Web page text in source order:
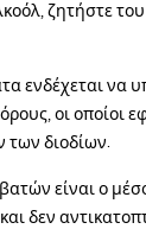
ζητήστε του
ενδέχεται να
οι οποίοι
των διοδίων.
είναι ο
δεν